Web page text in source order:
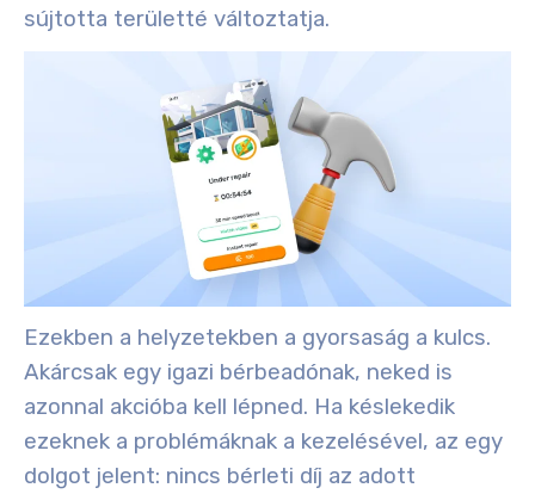
sújtotta területté változtatja.
Ezekben a helyzetekben a gyorsaság a kulcs.
Akárcsak egy igazi bérbeadónak, neked is
azonnal akcióba kell lépned. Ha késlekedik
ezeknek a problémáknak a kezelésével, az egy
dolgot jelent: nincs bérleti díj az adott